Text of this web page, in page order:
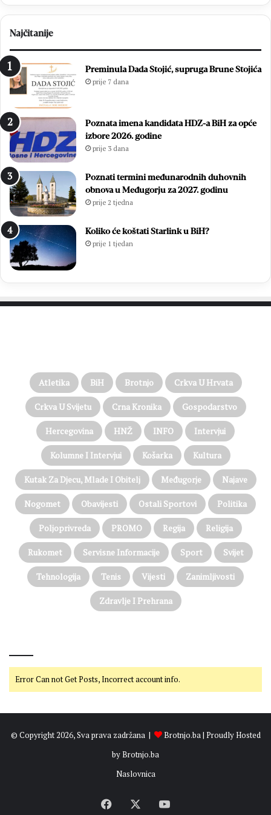
Najčitanije
Preminula Dada Stojić, supruga Brune Stojića
prije 7 dana
Poznata imena kandidata HDZ-a BiH za opće
izbore 2026. godine
prije 3 dana
Poznati termini međunarodnih duhovnih
obnova u Međugorju za 2027. godinu
prije 2 tjedna
Koliko će koštati Starlink u BiH?
prije 1 tjedan
Atletika BiH Brotnjo Crkva U Hrvata
Crkva U Svijetu Crna Kronika Gospodarstvo
Hercegovina HNŽ INFO Intervjui
Kolumne I Intervjui Košarka Kultura
Kutak Za Djecu, Mlade I Obitelj Međugorje Najave
Nogomet Obavijesti Ostali Sportovi Politika
Poljoprivreda PROMO Regija Religija
Rukomet Servisne Informacije Sport Svijet
Tehnologija Tenis Vijesti Zanimljivosti
Zdravlje I Prehrana
Error Can not Get Posts, Incorrect account info.
© Copyright 2026, Sva prava zadržana | Brotnjo.ba| Proudly Hosted
byBrotnjo.ba
Naslovnica
Facebook YouTube